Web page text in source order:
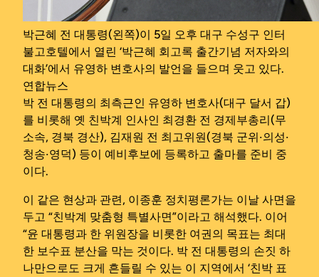
박근혜 전 대통령(왼쪽)이 5일 오후 대구 수성구 인터
불고호텔에서 열린 ‘박근혜 회고록 출간기념 저자와의
대화’에서 유영하 변호사의 발언을 들으며 웃고 있다.
연합뉴스
박 전 대통령의 최측근인 유영하 변호사(대구 달서 갑)
를 비롯해 옛 친박계 인사인 최경환 전 경제부총리(무
소속, 경북 경산), 김재원 전 최고위원(경북 군위‧의성‧
청송‧영덕) 등이 예비후보에 등록하고 출마를 준비 중
이다.
이 같은 현상과 관련, 이종훈 정치평론가는 이날 사면을
두고 “친박계 맞춤형 특별사면”이라고 해석했다. 이어
“윤 대통령과 한 위원장을 비롯한 여권의 목표는 최대
한 보수표 분산을 막는 것이다. 박 전 대통령의 손짓 하
나만으로도 크게 흔들릴 수 있는 이 지역에서 ‘친박 표